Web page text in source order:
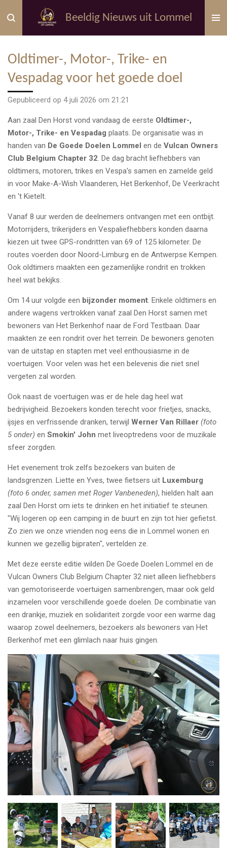
direct
naar
hoofdinhoud
Beeldig Nieuws uit Lommel
Oldtimer-, Motor-, Trike- en
Vespadag voor het goede doel
Gepubliceerd op 4 juli 2026 om 21:21
Aan zaal Den Horst vond vandaag de eerste Oldtimer-,
Motor-, Trike- en Vespadag plaats. De organisatie was in
handen van De Goede Doelen Lommel en de Vulcan Owners
Club Belgium Chapter 32. De dag bracht liefhebbers van
oldtimers, motoren, trikes en Vespa's samen en zamelde geld
in voor Make-A-Wish Vlaanderen, Het Berkenhof, De Veerkracht
en 't Kietelt.
Vanaf 8 uur werden de deelnemers ontvangen met een ontbijt.
Motorrijders, trikerijders en Vespaliefhebbers konden daarna
kiezen uit twee GPS-rondritten van 69 of 125 kilometer. De
routes voerden door Noord-Limburg en de Antwerpse Kempen.
Ook oldtimers maakten een gezamenlijke rondrit en trokken
heel wat bekijks.
Om 14 uur volgde een bijzonder moment. Enkele oldtimers en
andere wagens vertrokken vanaf zaal Den Horst samen met
bewoners van Het Berkenhof naar de Ford Testbaan. Daar
maakten ze een rondrit over het terrein. De bewoners genoten
van de uitstap en stapten met veel enthousiasme in de
voertuigen. Voor velen was het een belevenis die niet snel
vergeten zal worden.
Ook naast de voertuigen was er de hele dag heel wat
bedrijvigheid. Bezoekers konden terecht voor frietjes, snacks,
ijsjes en verfrissende dranken, terwijl Werner Van Rillaer (foto
5 onder) en Smokin' John met liveoptredens voor de muzikale
sfeer zorgden.
Het evenement trok zelfs bezoekers van buiten de
landsgrenzen. Liette en Yves, twee fietsers uit Luxemburg
(foto 6 onder, samen met Roger Vanbeneden), hielden halt aan
zaal Den Horst om iets te drinken en het initiatief te steunen.
"Wij logeren op een camping in de buurt en zijn tot hier gefietst.
Zo zien we onze vrienden nog eens die in Lommel wonen en
kunnen we gezellig bijpraten", vertelden ze.
Met deze eerste editie wilden De Goede Doelen Lommel en de
Vulcan Owners Club Belgium Chapter 32 niet alleen liefhebbers
van gemotoriseerde voertuigen samenbrengen, maar ook geld
inzamelen voor verschillende goede doelen. De combinatie van
een drankje, muziek en solidariteit zorgde voor een warme dag
waarop zowel deelnemers, bezoekers als bewoners van Het
Berkenhof met een glimlach naar huis gingen.